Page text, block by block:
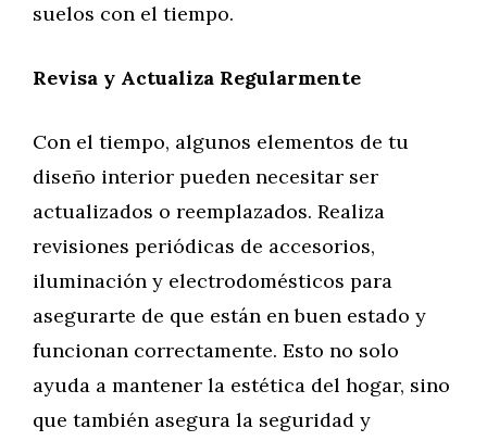
suelos con el tiempo.
Revisa y Actualiza Regularmente
Con el tiempo, algunos elementos de tu
diseño interior pueden necesitar ser
actualizados o reemplazados. Realiza
revisiones periódicas de accesorios,
iluminación y electrodomésticos para
asegurarte de que están en buen estado y
funcionan correctamente. Esto no solo
ayuda a mantener la estética del hogar, sino
que también asegura la seguridad y